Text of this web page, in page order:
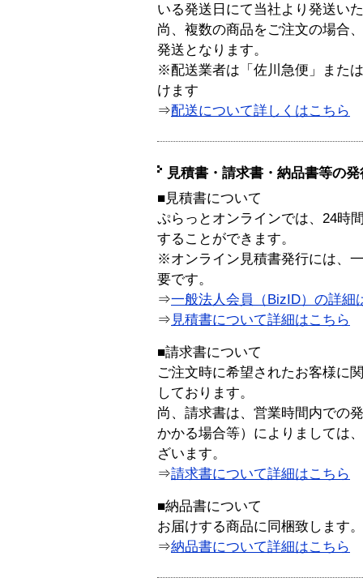
いる発送日にて当社より発送い
尚、複数の商品をご注文の場合
発送となります。
※配送業者は「佐川急便」また
けます
⇒配送について詳しくはこちら
見積書・請求書・納品書等の
■見積書について
ぷらっとオンラインでは、24時
することができます。
※オンライン見積書発行には、
要です。
⇒一般法人会員（BizID）の詳細
⇒ 見積書について詳細はこちら
■請求書について
ご注文時に希望されたお客様に
しております。
尚、請求書は、営業時間内での
かかる場合等）によりましては
ざいます。
⇒請求書について詳細はこちら
■納品書について
お届けする商品に同梱致します。
⇒納品書について詳細はこちら